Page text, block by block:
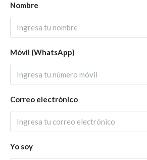
Nombre
Móvil (WhatsApp)
Correo electrónico
Yo soy